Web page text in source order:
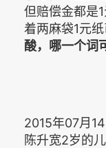
但赔偿金都是
着两麻袋1元纸
酸，哪一个词
2015年07月
陈升宽2岁的